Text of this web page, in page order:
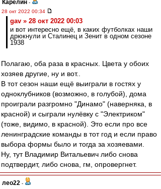
Карелин -
28 окт 2022 00:34
gav » 28 окт 2022 00:03
и вот интересно ещё, в каких футболках наши
дрюкнули и Сталинец и Зенит в одном сезоне
1938
Полагаю, оба раза в красных. Цвета у обоих
хозяев другие, ну и вот..
В тот сезон наши ещё выиграли в гостях у
одноклубников (возможно, в голубой), дома
проиграли разгромно "Динамо" (наверняка, в
красной) и сыграли нулёвку с "Электриком"
(тоже, видимо, в красной). Это если про все
ленинградские команды в тот год и если право
выбора формы было и тогда за хозяевами.
Ну, тут Владимир Витальевич либо снова
подтвердит, либо снова, гм, опровергнет.
лео22 -